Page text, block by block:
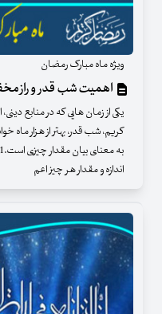
ویژه ماه مبارک رمضان
اهمیت شب قدر و راز
یکی از زمان هایی که در منابع
کریم، شب قدر، بهتر از هزار ماه
اندازه و مقدار هر چیز اعم